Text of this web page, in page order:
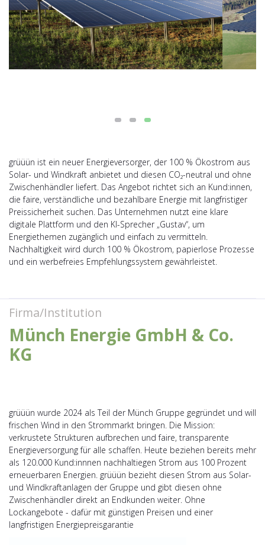
grüüün ist ein neuer Energieversorger, der 100 % Ökostrom aus
Solar- und Windkraft anbietet und diesen CO₂-neutral und ohne
Zwischenhändler liefert. Das Angebot richtet sich an Kund:innen,
die faire, verständliche und bezahlbare Energie mit langfristiger
Preissicherheit suchen. Das Unternehmen nutzt eine klare
digitale Plattform und den KI-Sprecher „Gustav“, um
Energiethemen zugänglich und einfach zu vermitteln.
Nachhaltigkeit wird durch 100 % Ökostrom, papierlose Prozesse
und ein werbefreies Empfehlungssystem gewährleistet.
Firma/Institution
Münch Energie GmbH & Co.
KG
grüüün wurde 2024 als Teil der Münch Gruppe gegründet und will
frischen Wind in den Strommarkt bringen. Die Mission:
verkrustete Strukturen aufbrechen und faire, transparente
Energieversorgung für alle schaffen. Heute beziehen bereits mehr
als 120.000 Kund:innnen nachhaltiegen Strom aus 100 Prozent
erneuerbaren Energien. grüüün bezieht diesen Strom aus Solar-
und Windkraftanlagen der Gruppe und gibt diesen ohne
Zwischenhändler direkt an Endkunden weiter. Ohne
Lockangebote - dafür mit günstigen Preisen und einer
langfristigen Energiepreisgarantie